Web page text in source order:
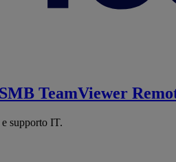
TeamViewer
supporto IT.